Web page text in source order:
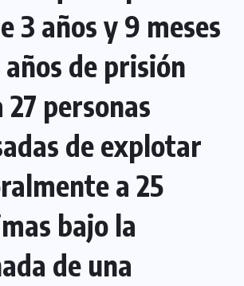
3 años y 9 meses
de prisión
27 personas
de explotar
a 25
bajo la
de una